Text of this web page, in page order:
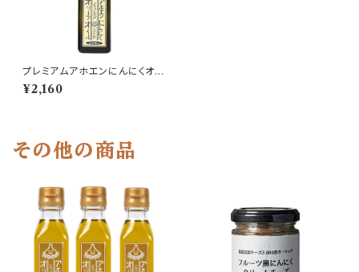
プレミアムアホエンにんにくオリ
¥2,160
その他の商品